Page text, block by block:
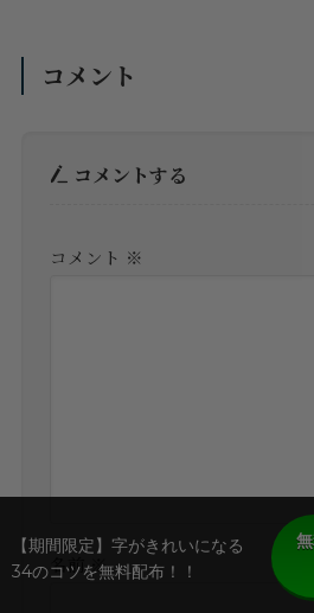
コメント
コメントする
コメント ※
名前※
【期間限定】字がきれいになる
34のコツを無料配布！！